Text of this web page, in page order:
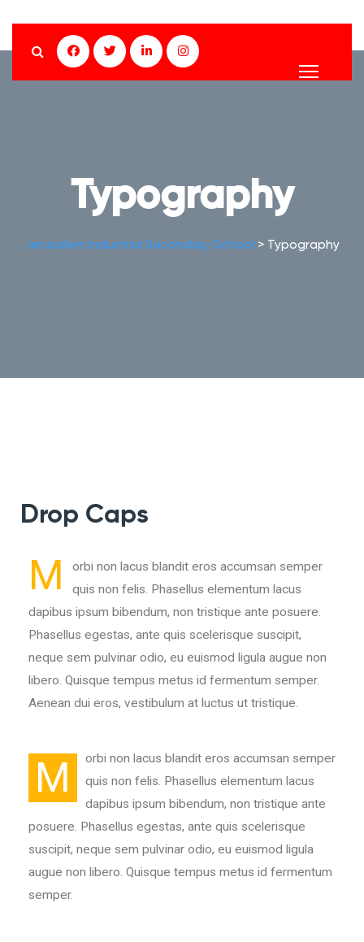
Typography
Jerusalem Industrial Secondary School > Typography
Drop Caps
M
orbi non lacus blandit eros accumsan semper
quis non felis. Phasellus elementum lacus
dapibus ipsum bibendum, non tristique ante posuere.
Phasellus egestas, ante quis scelerisque suscipit,
neque sem pulvinar odio, eu euismod ligula augue non
libero. Quisque tempus metus id fermentum semper.
Aenean dui eros, vestibulum at luctus ut tristique.
M
orbi non lacus blandit eros accumsan semper
quis non felis. Phasellus elementum lacus
dapibus ipsum bibendum, non tristique ante
posuere. Phasellus egestas, ante quis scelerisque
suscipit, neque sem pulvinar odio, eu euismod ligula
augue non libero. Quisque tempus metus id fermentum
semper.